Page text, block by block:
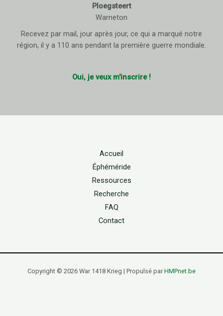
Ploegsteert
Warneton
Recevez par mail, jour après jour, ce qui a marqué notre
région, il y a 110 ans pendant la première guerre mondiale.
Oui, je veux m'inscrire !
Accueil
Éphéméride
Ressources
Recherche
FAQ
Contact
Copyright © 2026 War 1418 Krieg | Propulsé par HMPnet.be